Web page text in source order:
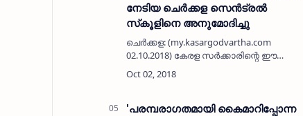
നേടിയ ചെര്‍ക്കള സെന്‍ട്രല്‍
സ്‌കൂളിനെ അനുമോദിച്ചു
ചെര്‍ക്കള: (my.kasargodvartha.com
02.10.2018) കേരള സര്‍ക്കാരിന്റെ ഈ
വര്‍ഷത്തെ മികച്ച അധ്യാപക - പിടിഎ
അവാര്‍ഡുകള്‍ നേടിയ ജേതാക്കളെ ബേര്‍ക്ക
ഇബ്രാഹി…
'പരമ്പരാഗതമായി കൈമാറിപ്പോന്ന